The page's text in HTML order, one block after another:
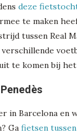
deze
te maken
tussen Real
verschillende
te komen bij het
in Barcelona en
Ga fietsen